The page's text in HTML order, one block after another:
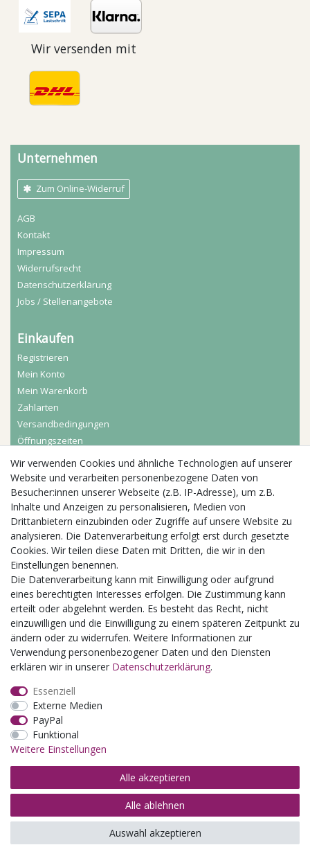
Wir versenden mit
Unternehmen
Zum Online-Widerruf
AGB
Kontakt
Impressum
Widerrufs­recht
Daten­schutz­erklärung
Jobs / Stellenangebote
Einkaufen
Registrieren
Mein Konto
Mein Warenkorb
Zahlarten
Versandbedingungen
Öffnungszeiten
Aktuelles
Busgruppen
Kindergeburtstage
Kindergartenausflug
Schulklassenausflug
Zwillingsrabatt
© Copyright 2026 | Alle Rechte vorbehalten.
Wir verwenden Cookies und ähnliche Technologien auf unserer
Website und verarbeiten personenbezogene Daten von
Besucher:innen unserer Webseite (z.B. IP-Adresse), um z.B.
Inhalte und Anzeigen zu personalisieren, Medien von
Drittanbietern einzubinden oder Zugriffe auf unsere Website zu
analysieren. Die Datenverarbeitung erfolgt erst durch gesetzte
Cookies. Wir teilen diese Daten mit Dritten, die wir in den
Einstellungen benennen.
Die Datenverarbeitung kann mit Einwilligung oder aufgrund
eines berechtigten Interesses erfolgen. Die Zustimmung kann
erteilt oder abgelehnt werden. Es besteht das Recht, nicht
einzuwilligen und die Einwilligung zu einem späteren Zeitpunkt zu
ändern oder zu widerrufen. Weitere Informationen zur
Verwendung personenbezogener Daten und den Diensten
erklären wir in unserer Daten­schutz­erklärung.
Essenziell
Externe Medien
PayPal
Funktional
Weitere Einstellungen
Alle akzeptieren
Alle ablehnen
Auswahl akzeptieren